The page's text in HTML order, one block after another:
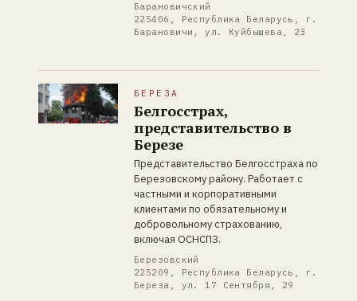
Барановичский
225406, Республика Беларусь, г.
Барановичи, ул. Куйбышева, 23
БЕРЕЗА
Белгосстрах,
представительство в
Березе
Представительство Белгосстраха по
Березовскому району. Работает с
частными и корпоративными
клиентами по обязательному и
добровольному страхованию,
включая ОСНСПЗ.
Березовский
225209, Республика Беларусь, г.
Береза, ул. 17 Сентября, 29